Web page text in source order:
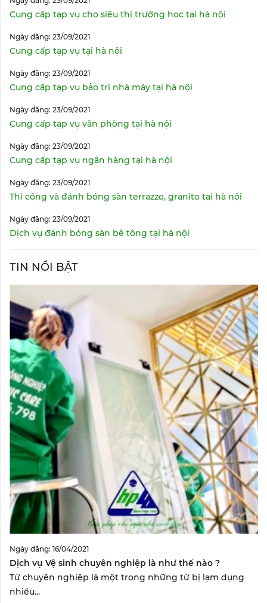
Cung cấp tạp vụ cho siêu thị trường học tại hà nội
Ngày đăng: 23/09/2021
Cung cấp tạp vụ tại hà nội
Ngày đăng: 23/09/2021
Cung cấp tạp vụ bảo trì nhà máy tại hà nội
Ngày đăng: 23/09/2021
Cung cấp tạp vụ văn phòng tại hà nội
Ngày đăng: 23/09/2021
Cung cấp tạp vụ ngân hàng tại hà nội
Ngày đăng: 23/09/2021
Thi công và đánh bóng sàn terrazzo, granito tại hà nội
Ngày đăng: 23/09/2021
Dịch vụ đánh bóng sàn bê tông tại hà nội
TIN NỔI BẬT
Ngày đăng: 16/04/2021
Dịch vụ Vệ sinh chuyên nghiệp là như thế nào ?
Từ chuyên nghiệp là một trong những từ bị lạm dụng
nhiều...